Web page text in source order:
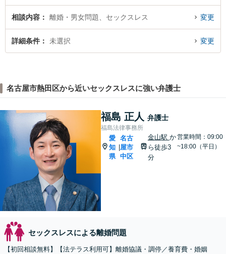
相談内容 離婚・男女問題、セックスレス 変更
詳細条件 未選択 変更
名古屋市熱田区から近いセックスレスに強い弁護士
福島 正人 弁護士
福島法律事務所
愛
知
県
名古
屋市
中区
金山駅 か
ら徒歩3
分
営業時間：09:00
~18:00（平日）
セックスレスによる離婚問題
【初回相談無料】【法テラス利用可】離婚協議・調停／養育費・婚姻